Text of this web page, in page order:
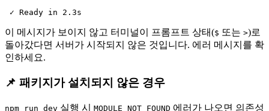
이 메시지가 보이지 않고 터미널이 프롬프트 상태($ 또는 >)로
돌아갔다면 서버가 시작되지 않은 것입니다. 에러 메시지를 확
인하세요.
📌 패키지가 설치되지 않은 경우
npm run dev 실행 시 MODULE_NOT_FOUND 에러가 나오면 의존성